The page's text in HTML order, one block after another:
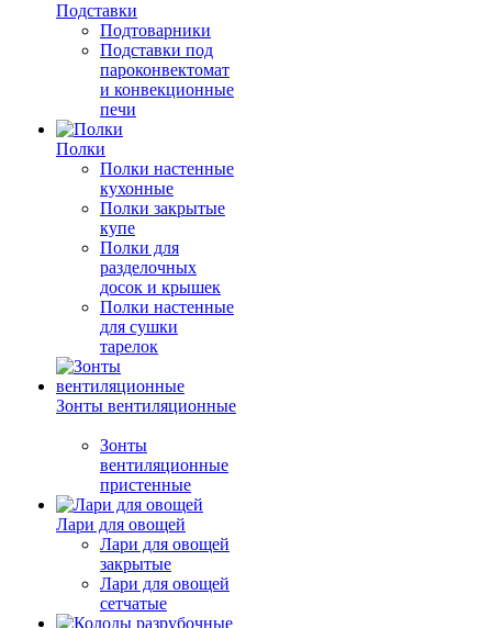
Подставки
Подтоварники
Подставки под
пароконвектомат
и конвекционные
печи
Полки
Полки настенные
кухонные
Полки закрытые
купе
Полки для
разделочных
досок и крышек
Полки настенные
для сушки
тарелок
Зонты вентиляционные
Зонты
вентиляционные
пристенные
Лари для овощей
Лари для овощей
закрытые
Лари для овощей
сетчатые